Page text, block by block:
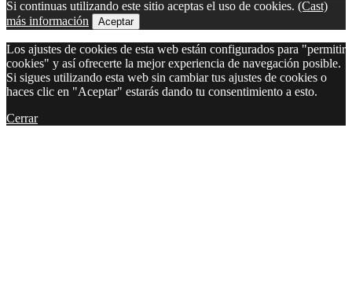
Si continuas utilizando este sitio aceptas el uso de cookies. (Cast)
más información
Aceptar
Los ajustes de cookies de esta web están configurados para "permitir
cookies" y así ofrecerte la mejor experiencia de navegación posible.
Si sigues utilizando esta web sin cambiar tus ajustes de cookies o
haces clic en "Aceptar" estarás dando tu consentimiento a esto.
Cerrar